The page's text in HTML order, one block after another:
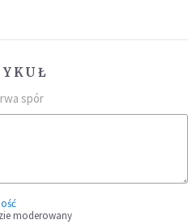
spór
moderowany